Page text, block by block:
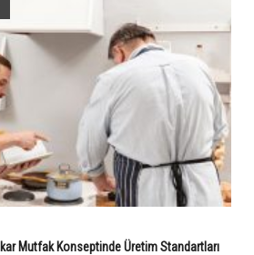
Mutfak Konseptinde Üretim Standartları